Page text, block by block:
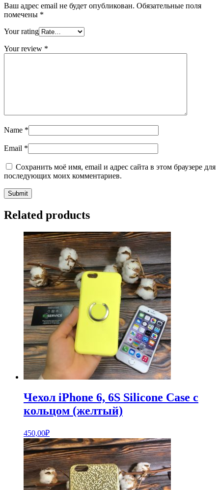
Ваш адрес email не будет опубликован. Обязательные поля
помечены *
Your rating
Your review *
Name *
Email *
Сохранить моё имя, email и адрес сайта в этом браузере для
последующих моих комментариев.
Related products
Чехол iPhone 6, 6S Silicone Case с
кольцом (желтый)
450,00₽